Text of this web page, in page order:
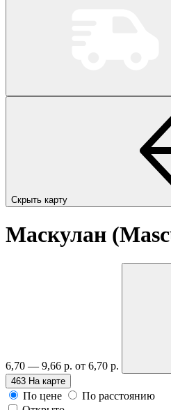
Скрыть карту
Маскулан
6,70 — 9,66 р. от 6,70 р.
463 На карте
По цене
По расстоянию